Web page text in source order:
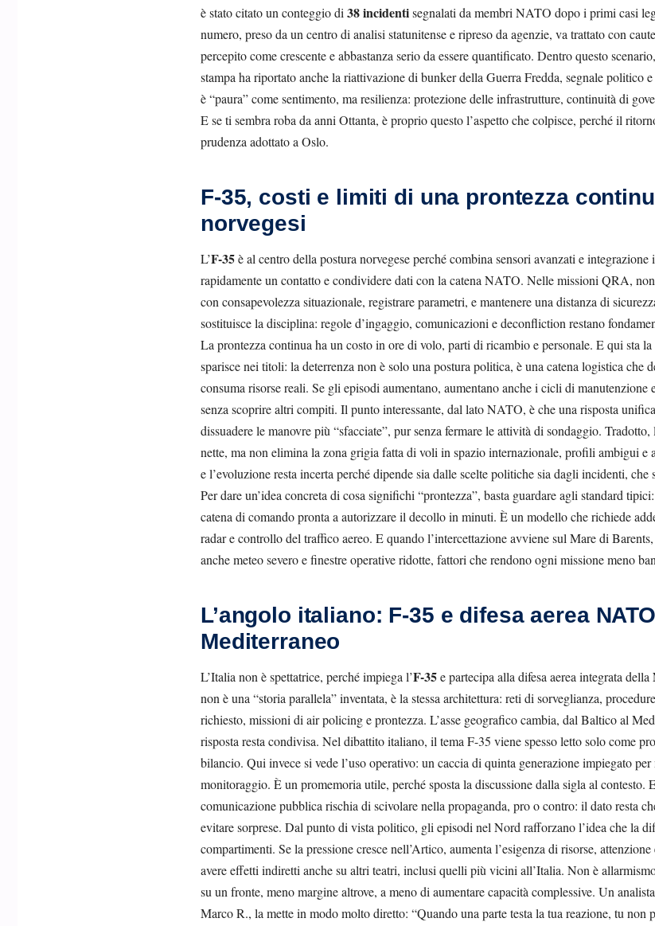
è stato citato un conteggio di 38 incidentisegnalati da membri NATO dopo i primi casi
numero, preso da un centro di analisi statunitense e ripreso da agenzie, va trattato con
percepito come crescente e abbastanza serio da essere quantificato. Dentro questo
stampa ha riportato anche la riattivazione di bunker della Guerra Fredda, segnale politico
è “paura” come sentimento, ma resilienza: protezione delle infrastrutture, continuità di
E se ti sembra roba da anni Ottanta, è proprio questo l’aspetto che colpisce, perché il
prudenza adottato a Oslo.
F-35, costi e limiti di una prontezza
norvegesi
L’F-35è al centro della postura norvegese perché combina sensori avanzati e
rapidamente un contatto e condividere dati con la catena NATO. Nelle missioni QRA,
con consapevolezza situazionale, registrare parametri, e mantenere una distanza di
sostituisce la disciplina: regole d’ingaggio, comunicazioni e deconfliction restano
La prontezza continua ha un costo in ore di volo, parti di ricambio e personale. E qui sta
sparisce nei titoli: la deterrenza non è solo una postura politica, è una catena logistica che
consuma risorse reali. Se gli episodi aumentano, aumentano anche i cicli di
senza scoprire altri compiti. Il punto interessante, dal lato NATO, è che una risposta
dissuadere le manovre più “sfacciate”, pur senza fermare le attività di sondaggio.
nette, ma non elimina la zona grigia fatta di voli in spazio internazionale, profili ambigui
e l’evoluzione resta incerta perché dipende sia dalle scelte politiche sia dagli incidenti, che
Per dare un’idea concreta di cosa significhi “prontezza”, basta guardare agli standard
catena di comando pronta a autorizzare il decollo in minuti. È un modello che richiede
radar e controllo del traffico aereo. E quando l’intercettazione avviene sul Mare di
anche meteo severo e finestre operative ridotte, fattori che rendono ogni missione meno
L’angolo italiano: F-35 e difesa aerea
Mediterraneo
L’Italia non è spettatrice, perché impiega l’F-35e partecipa alla difesa aerea integrata della
non è una “storia parallela” inventata, è la stessa architettura: reti di sorveglianza,
richiesto, missioni di air policing e prontezza. L’asse geografico cambia, dal Baltico al
risposta resta condivisa. Nel dibattito italiano, il tema F-35 viene spesso letto solo come
bilancio. Qui invece si vede l’uso operativo: un caccia di quinta generazione impiegato
monitoraggio. È un promemoria utile, perché sposta la discussione dalla sigla al contesto.
comunicazione pubblica rischia di scivolare nella propaganda, pro o contro: il dato resta
evitare sorprese. Dal punto di vista politico, gli episodi nel Nord rafforzano l’idea che la
compartimenti. Se la pressione cresce nell’Artico, aumenta l’esigenza di risorse,
avere effetti indiretti anche su altri teatri, inclusi quelli più vicini all’Italia. Non è
su un fronte, meno margine altrove, a meno di aumentare capacità complessive. Un
Marco R., la mette in modo molto diretto: “Quando una parte testa la tua reazione, tu non